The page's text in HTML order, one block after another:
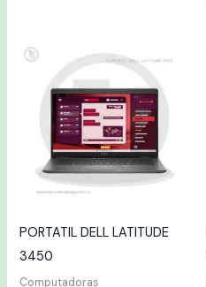
PORTATIL DELL LATITUDE
3450
Computadoras